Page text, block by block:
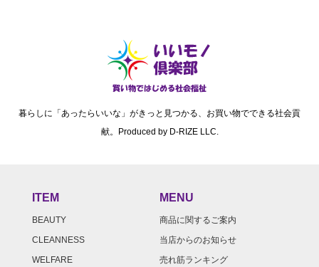
暮らしに「あったらいいな」がきっと見つかる、お買い物でできる社会貢
献。Produced by D-RIZE LLC.
ITEM
BEAUTY
CLEANNESS
WELFARE
MENU
商品に関するご案内
当店からのお知らせ
売れ筋ランキング